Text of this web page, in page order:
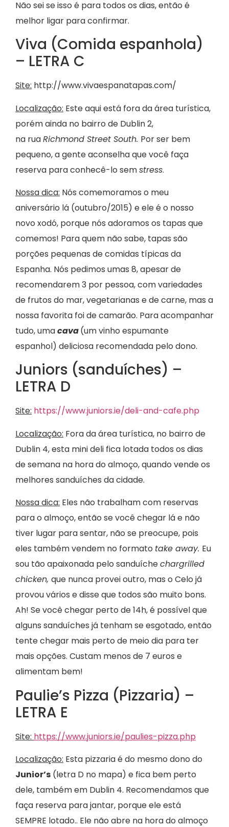
Não sei se isso é para todos os dias, então é
melhor ligar para confirmar.
Viva (Comida espanhola)
– LETRA C
Site: http://www.vivaespanatapas.com/
Localização: Este aqui está fora da área turística,
porém ainda no bairro de Dublin 2,
na ruaRichmond Street South. Por ser bem
pequeno, a gente aconselha que você faça
reserva para conhecê-lo semstress.
Nossa dica: Nós comemoramos o meu
aniversário lá (outubro/2015) e ele é o nosso
novo xodó, porque nós adoramos os tapas que
comemos! Para quem não sabe, tapas são
porções pequenas de comidas típicas da
Espanha. Nós pedimos umas 8, apesar de
recomendarem 3 por pessoa, com variedades
de frutos do mar, vegetarianas e de carne, mas a
nossa favorita foi de camarão. Para acompanhar
tudo, umacava(um vinho espumante
espanhol) deliciosa recomendada pelo dono.
Juniors (sanduíches) –
LETRA D
Site: https://www.juniors.ie/deli-and-cafe.php
Localização: Fora da área turística, no bairro de
Dublin 4, esta mini deli fica lotada todos os dias
de semana na hora do almoço, quando vende os
melhores sanduíches da cidade.
Nossa dica: Eles não trabalham com reservas
para o almoço, então se você chegar lá e não
tiver lugar para sentar, não se preocupe, pois
eles também vendem no formato take away. Eu
sou tão apaixonada pelo sanduíchechargrilled
chicken, que nunca provei outro, mas o Celo já
provou vários e disse que todos são muito bons.
Ah! Se você chegar perto de 14h, é possível que
alguns sanduíches já tenham se esgotado, então
tente chegar mais perto de meio dia para ter
mais opções. Custam menos de 7 euros e
alimentam bem!
Paulie’s Pizza (Pizzaria) –
LETRA E
Site: https://www.juniors.ie/paulies-pizza.php
Localização: Esta pizzaria é do mesmo dono do
Junior’s (letra D no mapa) e fica bem perto
dele, também em Dublin 4. Recomendamos que
faça reserva para jantar, porque ele está
SEMPRE lotado.. Ele não abre na hora do almoço